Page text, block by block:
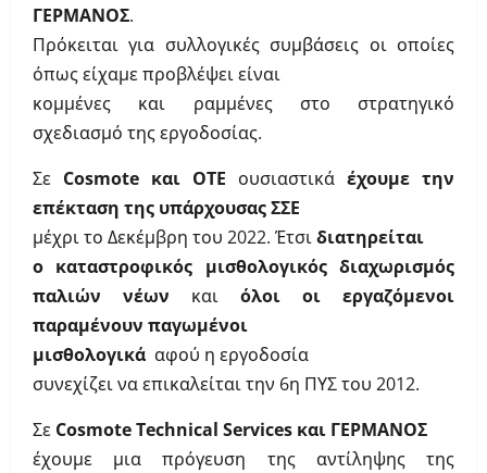
ΓΕΡΜΑΝΟΣ.
Πρόκειται για συλλογικές συμβάσεις οι οποίες
όπως είχαμε προβλέψει είναι
κομμένες και ραμμένες στο στρατηγικό
σχεδιασμό της εργοδοσίας.
Σε Cosmote και ΟΤΕ ουσιαστικά έχουμε την
επέκταση της υπάρχουσας ΣΣΕ
μέχρι το Δεκέμβρη του 2022. Έτσιδιατηρείται
ο καταστροφικός μισθολογικός διαχωρισμός
παλιών νέων και όλοι οι εργαζόμενοι
παραμένουν παγωμένοι
μισθολογικά αφού η εργοδοσία
συνεχίζει να επικαλείται την 6η ΠΥΣ του 2012.
Σε CosmoteTechnical Services και ΓΕΡΜΑΝΟΣ
έχουμε μια πρόγευση της αντίληψης της